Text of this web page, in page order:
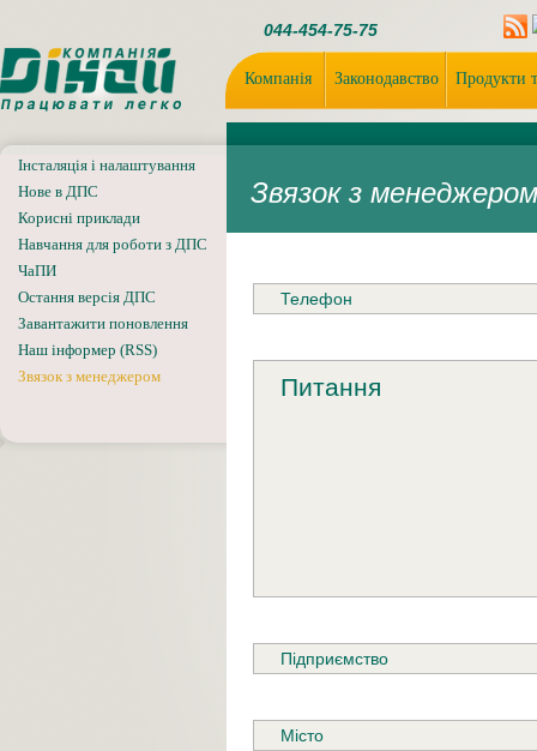
044-454-75-75
Компанія Законодавство Продукти
Звязок з менеджером
Інсталяція і налаштування
Нове в ДПС
Корисні приклади
Навчання для роботи з ДПС
ЧаПИ
Остання версія ДПС
Завантажити поновлення
Наш інформер (RSS)
Звязок з менеджером